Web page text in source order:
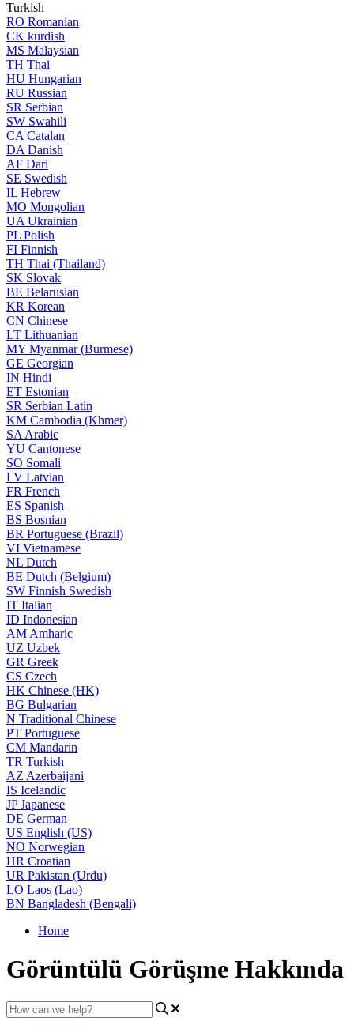
Turkish
RO Romanian
CK kurdish
MS Malaysian
TH Thai
HU Hungarian
RU Russian
SR Serbian
SW Swahili
CA Catalan
DA Danish
AF Dari
SE Swedish
IL Hebrew
MO Mongolian
UA Ukrainian
PL Polish
FI Finnish
TH Thai (Thailand)
SK Slovak
BE Belarusian
KR Korean
CN Chinese
LT Lithuanian
MY Myanmar (Burmese)
GE Georgian
IN Hindi
ET Estonian
SR Serbian Latin
KM Cambodia (Khmer)
SA Arabic
YU Cantonese
SO Somali
LV Latvian
FR French
ES Spanish
BS Bosnian
BR Portuguese (Brazil)
VI Vietnamese
NL Dutch
BE Dutch (Belgium)
SW Finnish Swedish
IT Italian
ID Indonesian
AM Amharic
UZ Uzbek
GR Greek
CS Czech
HK Chinese (HK)
BG Bulgarian
N Traditional Chinese
PT Portuguese
CM Mandarin
TR Turkish
AZ Azerbaijani
IS Icelandic
JPJapanese
DE German
US English (US)
NO Norwegian
HR Croatian
UR Pakistan (Urdu)
LO Laos (Lao)
BN Bangladesh (Bengali)
Home
Görüntülü Görüşme Hakkında